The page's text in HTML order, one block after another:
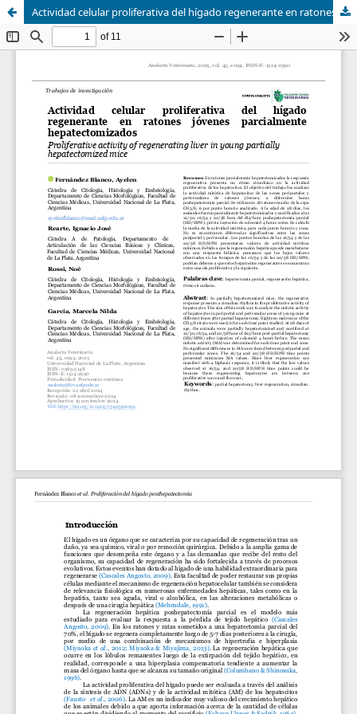
Actividad celular proliferativa del hígado regenerante en ratones jóvenes parcialmente hepatectomizados